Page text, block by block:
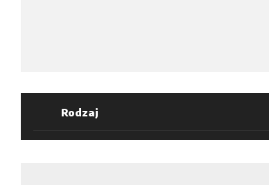
Rodzaj